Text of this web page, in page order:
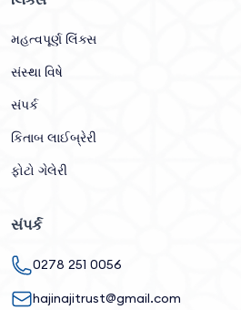
મહત્વપૂર્ણ લિંક્સ
સંસ્થા વિષે
સંપર્ક
કિતાબ લાઈબ્રેરી
ફોટો ગેલેરી
સંપર્ક
0278 251 0056
hajinajitrust@gmail.com